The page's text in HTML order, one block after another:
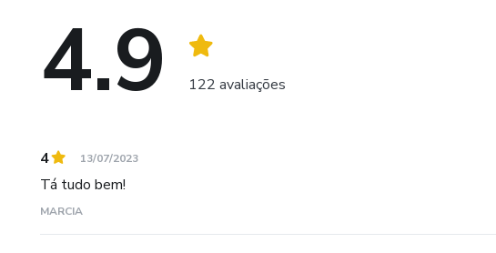
4.9 122 avaliações
4 13/07/2023
Tá tudo bem!
MARCIA